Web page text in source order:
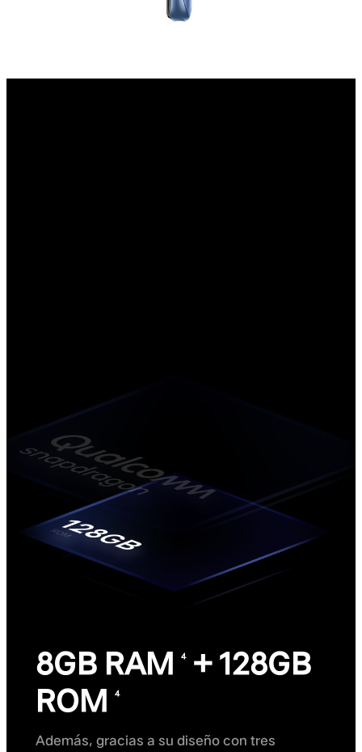
8GB RAM 4+ 128GB
ROM
4
Además, gracias a su diseño con tres